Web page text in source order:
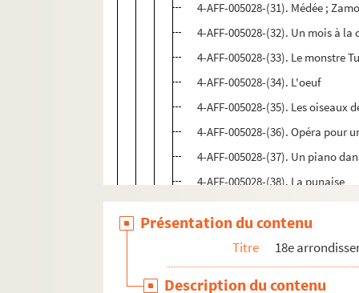
4-AFF-005028-(31). Médée ;
4-AFF-005028-(32). Un mois à la
4-AFF-005028-(33). Le monstre
4-AFF-005028-(34). L'oeuf
4-AFF-005028-(35). Les oiseaux
4-AFF-005028-(36). Opéra pour
4-AFF-005028-(37). Un piano
4-AFF-005028-(38). La punaise
4-AFF-005028-(40). Le rendez-
4-AFF-005028-(41). Le satyre de
4-AFF-005028-(42). Srimati Usha
Présentation du contenu
Titre 18e
Description du contenu